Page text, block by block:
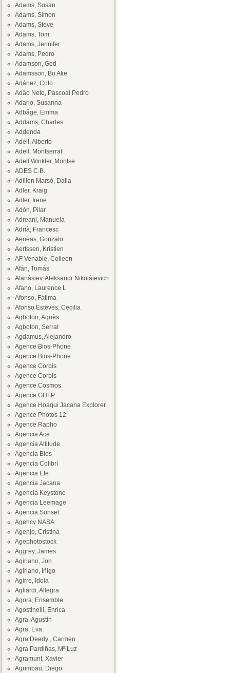
Adams, Susan
Adams, Simon
Adams, Steve
Adams, Tom
Adams, Jennifer
Adams, Pedro
Adamson, Ged
Adamsson, Bo Ake
Adánez, Coto
Adâo Neto, Pascoal Pedro
Adario, Susanna
Adbåge, Emma
Addams, Charles
Addenda
Adell, Alberto
Adell, Montserrat
Adell Winkler, Montse
ADES C.B.
Adillon Marsó, Dàlia
Adler, Kraig
Adler, Irene
Adón, Pilar
Adreani, Manuela
Adrià, Francesc
Aeneas, Gonzalo
Aertssen, Kristien
AF Venable, Colleen
Afán, Tomás
Afanásiev, Aleksandr Nikoláievich
Afano, Laurence L.
Afonso, Fátima
Afonso Esteves, Cecilia
Agboton, Agnès
Agboton, Serrat
Agdamus, Alejandro
Agence Bios-Phone
Agence Bios-Phone
Agence Corbis
Agence Corbis
Agence Cosmos
Agence GHFP
Agence Hoaqui Jacana Explorer
Agence Photos 12
Agence Rapho
Agencia Ace
Agencia Altitude
Agencia Bios
Agencia Colibrí
Agencia Efe
Agencia Jacana
Agencia Keystone
Agencia Leemage
Agencia Sunset
Agency NASA
Agenjo, Cristina
Agephotostock
Aggrey, James
Agiriano, Jon
Agiriano, Iñigo
Agirre, Idoia
Agliardi, Allegra
Agora, Ensemble
Agostinelli, Enrica
Agra, Agustín
Agra, Eva
Agra Deedy , Carmen
Agra Pardiñas, Mª Luz
Agramunt, Xavier
Agrimbau, Diego